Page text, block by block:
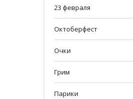
23 февраля
Октоберфест
Очки
Грим
Парики